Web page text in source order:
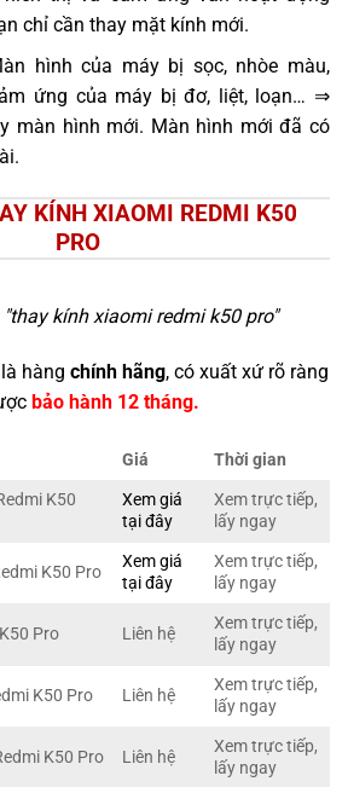
chỉ cần thay mặt kính mới.
hình của máy bị sọc, nhòe màu,
ứng của máy bị đơ, liệt, loạn… ⇒
màn hình mới. Màn hình mới đã có
KÍNH XIAOMI REDMI K50
PRO
thay kính xiaomi redmi k50 pro"
hàng chính hãng, có xuất xứ rõ ràng
bảo hành 12 tháng.
Giá
Thời gian
K50
Xem giá
tại đây
Xem trực tiếp,
lấy ngay
K50 Pro
Xem giá
tại đây
Xem trực tiếp,
lấy ngay
Pro Liên hệ
Xem trực tiếp,
lấy ngay
K50 Pro Liên hệ
Xem trực tiếp,
lấy ngay
K50 Pro Liên hệ
Xem trực tiếp,
lấy ngay